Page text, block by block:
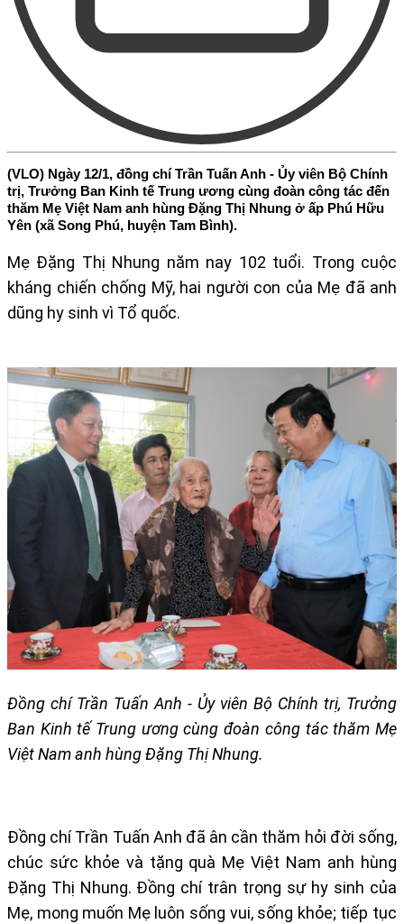
(VLO) Ngày 12/1, đồng chí Trần Tuấn Anh - Ủy viên Bộ Chính
trị, Trưởng Ban Kinh tế Trung ương cùng đoàn công tác đến
thăm Mẹ Việt Nam anh hùng Đặng Thị Nhung ở ấp Phú Hữu
Yên (xã Song Phú, huyện Tam Bình).
Mẹ Đặng Thị Nhung năm nay 102 tuổi. Trong cuộc
kháng chiến chống Mỹ, hai người con của Mẹ đã anh
dũng hy sinh vì Tổ quốc.
Đồng chí Trần Tuấn Anh - Ủy viên Bộ Chính trị, Trưởng
Ban Kinh tế Trung ương cùng đoàn công tác thăm Mẹ
Việt Nam anh hùng Đặng Thị Nhung.
Đồng chí Trần Tuấn Anh đã ân cần thăm hỏi đời sống,
chúc sức khỏe và tặng quà Mẹ Việt Nam anh hùng
Đặng Thị Nhung. Đồng chí trân trọng sự hy sinh của
Mẹ, mong muốn Mẹ luôn sống vui, sống khỏe; tiếp tục